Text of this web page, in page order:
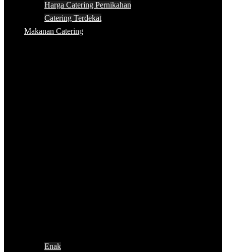
Harga Catering Pernikahan
Catering Terdekat
Makanan Catering
Enak